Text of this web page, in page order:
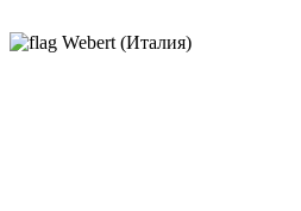
Webert (Италия)